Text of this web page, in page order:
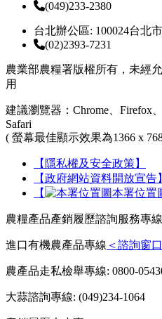
(049)233-2380
台北辦公區: 100024台北
(02)2393-7231
農業部農糧署版權所有，未經
用
建議瀏覽器：Chrome、Firefox
Safari
( 螢幕最佳顯示效果為1366 x
【隱私權及安全政策】
【政府網站資料開放宣告】
【
本署位置
農糧產品產銷履歷諮詢服務專線
進口有機農產品專線 ＜諮詢窗
農產品走私檢舉專線: 0800-
大蒜諮詢專線: (049)234-1064